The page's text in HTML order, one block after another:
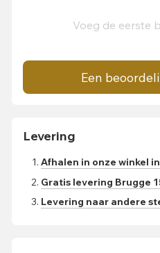
Voeg de eerste
Een
Levering
Afhalen in onze winkel
Gratis levering Brugge
Levering naar andere